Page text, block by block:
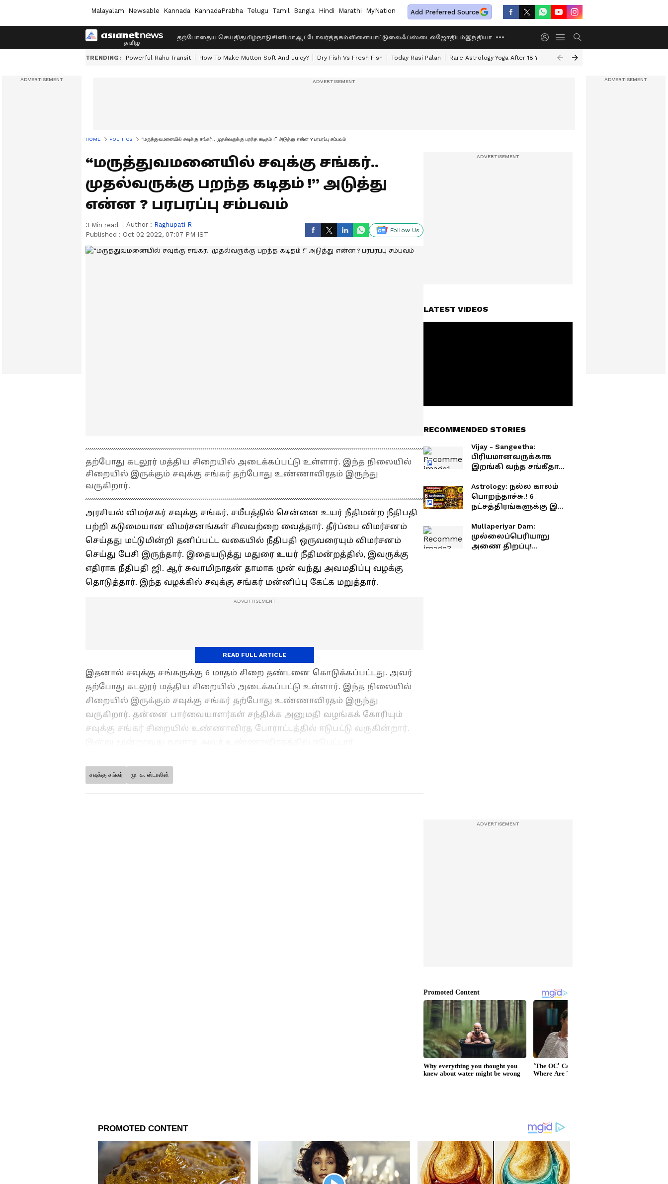
Malayalam Newsable Kannada KannadaPrabha Telugu Tamil Bangla Hindi Marathi MyNation Add Preferred Source
தற்போதைய செய்திதமிழ்நாடுசினிமாஆட்டோவர்த்தகம்விளையாட்டுலைஃப்ஸ்டைல்ஜோதிடம்இந்தியா
TRENDING : Powerful Rahu Transit How To Make Mutton Soft And Juicy? Dry Fish Vs Fresh Fish Today Rasi Palan Rare Astrology Yoga After 18 Years Dwi Pushkar Yoga 2026
HOME POLITICS “மருத்துவமனையில் சவுக்கு சங்கர்.. முதல்வருக்கு பறந்த கடிதம் !” அடுத்து என்ன ? பரபரப்பு சம்பவம்
“மருத்துவமனையில் சவுக்கு சங்கர்..
முதல்வருக்கு பறந்த கடிதம் !” அடுத்து
என்ன ? பரபரப்பு சம்பவம்
3 Min read Author : Raghupati R
Published : Oct 02 2022, 07:07 PM IST
Follow Us
தற்போது கடலூர் மத்திய சிறையில் அடைக்கப்பட்டு உள்ளார். இந்த நிலையில்
சிறையில் இருக்கும் சவுக்கு சங்கர் தற்போது உண்ணாவிரதம் இருந்து
வருகிறார்.
அரசியல் விமர்சகர் சவுக்கு சங்கர், சமீபத்தில் சென்னை உயர் நீதிமன்ற நீதிபதி
பற்றி கடுமையான விமர்சனங்கள் சிலவற்றை வைத்தார். தீர்ப்பை விமர்சனம்
செய்தது மட்டுமின்றி தனிப்பட்ட வகையில் நீதிபதி ஒருவரையும் விமர்சனம்
செய்து பேசி இருந்தார். இதையடுத்து மதுரை உயர் நீதிமன்றத்தில், இவருக்கு
எதிராக நீதிபதி ஜி. ஆர் சுவாமிநாதன் தாமாக முன் வந்து அவமதிப்பு வழக்கு
தொடுத்தார். இந்த வழக்கில் சவுக்கு சங்கர் மன்னிப்பு கேட்க மறுத்தார்.
இதனால் சவுக்கு சங்கருக்கு 6 மாதம் சிறை தண்டனை கொடுக்கப்பட்டது. அவர்
தற்போது கடலூர் மத்திய சிறையில் அடைக்கப்பட்டு உள்ளார். இந்த நிலையில்
சிறையில் இருக்கும் சவுக்கு சங்கர் தற்போது உண்ணாவிரதம் இருந்து
வருகிறார். தன்னை பார்வையாளர்கள் சந்திக்க அனுமதி வழங்கக் கோரியும்
சவுக்கு சங்கர் சிறையில் உண்ணாவிரத போராட்டத்தில் ஈடுபட்டு வருகின்றார்.
நான் எனது மகன் சங்கரைக் கடலூர் சிறைக்குச் சென்று பார்க்க முடியாத
நிலையில் உள்ளேன். எனது மகன் சங்கர் லஞ்ச ஒழிப்புத்துறையில்
பணியாற்றும்போது அவர் மீது சில குற்றச்சாட்டுகள் சுமத்தப்பட்டு இடைக்கால
பணி நீக்கம் செய்யப்பட்டார். அந்த வழக்கில் போதிய ஆதாரம் இல்லை என்பதால்
READ FULL ARTICLE
ABOUT THE AUTHOR
Raghupati R
சவுக்கு சங்கர் மு. க. ஸ்டாலின்
LATEST VIDEOS
RECOMMENDED STORIES
Vijay - Sangeetha:
பிரியமானவருக்காக
இறங்கி வந்த சங்கீதா
உடைத்து குடும்பத்தை
ஒன்று சேர்த்தது யார்
தெரியுமா?!
Astrology: நல்ல காலம்
பொறந்தாச்சு.! 6
நட்சத்திரங்களுக்கு இனி
தொட்டதெல்லாம்
பொன்னாகும் நேரம்.!
Mullaperiyar Dam:
முல்லைப்பெரியாறு
அணை திறப்பு!